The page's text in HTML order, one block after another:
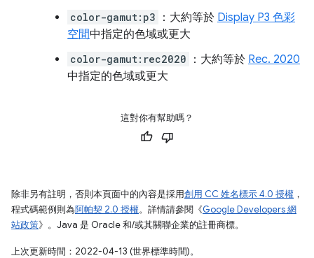
color-gamut:p3 ：大約等於 Display P3 色彩
空間中指定的色域或更大
color-gamut:rec2020 ：大約等於 Rec. 2020
中指定的色域或更大
這對你有幫助嗎？
除非另有註明，否則本頁面中的內容是採用創用 CC 姓名標示 4.0 授權 ，
程式碼範例則為阿帕契 2.0 授權。詳情請參閱《Google Developers 網
站政策》。Java 是 Oracle 和/或其關聯企業的註冊商標。
上次更新時間：2022-04-13 (世界標準時間)。